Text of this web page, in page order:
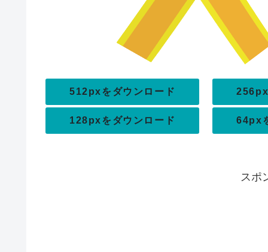
512pxをダウンロード
128pxをダウンロード 64px
スポ